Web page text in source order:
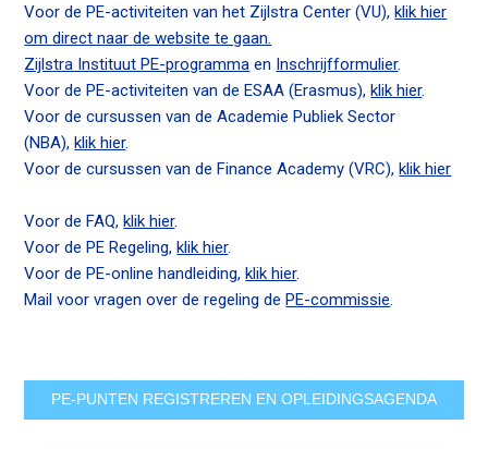
p
t
o
m
a
i
n
o
n
t
e
Voor de PE-activiteiten van het Zijlstra Center (VU),klik hier
om direct naar de website te gaan.
Zijlstra Instituut PE-programma en Inschrijfformulier.
Voor de PE-activiteiten van de ESAA (Erasmus),klik hier.
Voor de cursussen van de Academie Publiek Sector
(NBA),klik hier.
Voor de cursussen van de Finance Academy (VRC),klik hier
Voor de FAQ,klik hier.
Voor de PE Regeling,klik hier.
Voor de PE-online handleiding,klik hier.
Mail voor vragen over de regeling dePE-commissie.
PE-PUNTEN REGISTREREN EN OPLEIDINGSAGENDA